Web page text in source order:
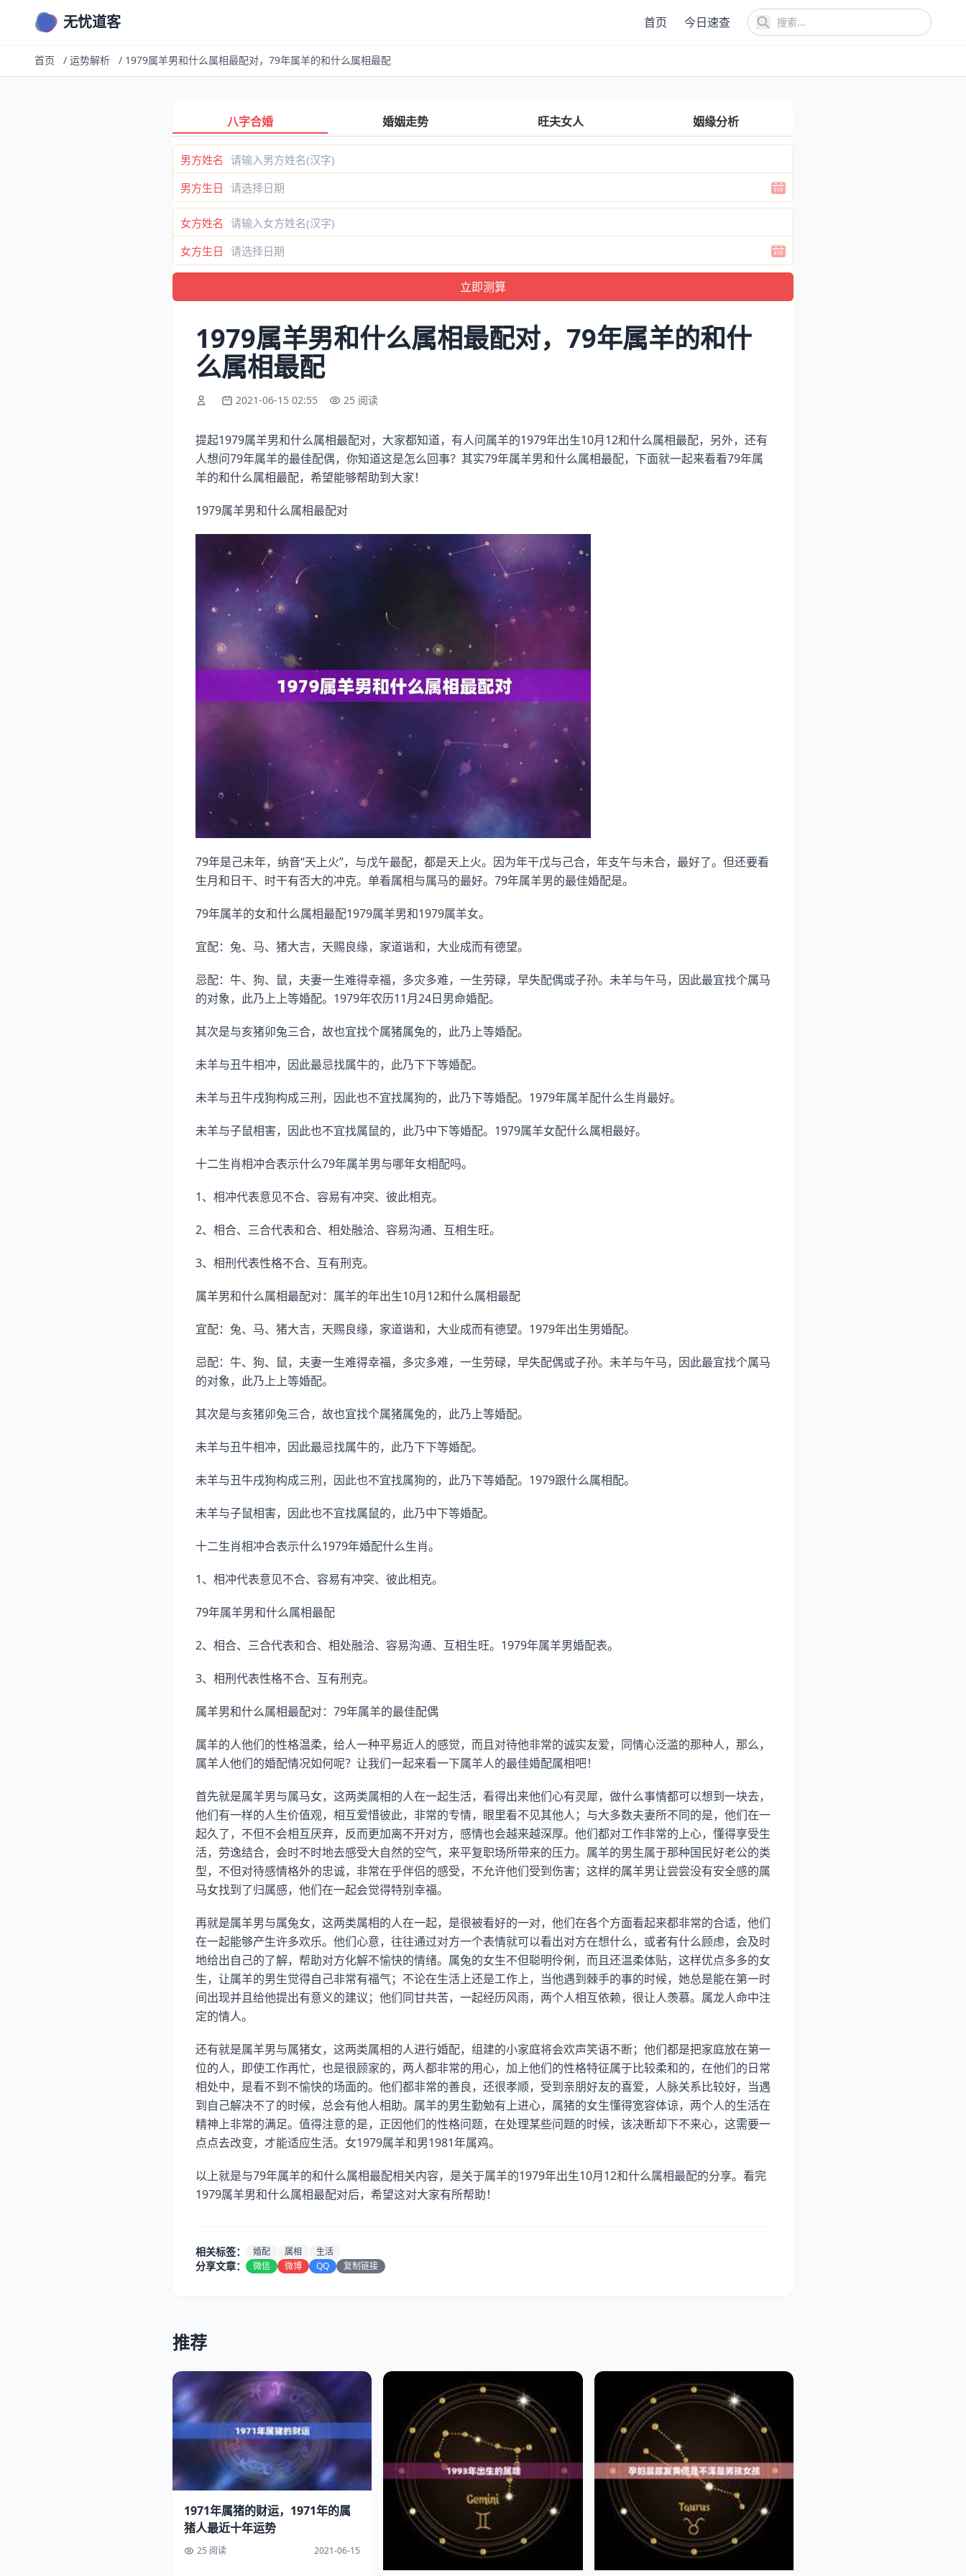
无忧道客 首页 今日速查
首页 / 运势解析 / 1979属羊男和什么属相最配对，79年属羊的和什么属相最配
八字合婚 婚姻走势 旺夫女人 姻缘分析
男方姓名
男方生日
女方姓名
女方生日
1979属羊男和什么属相最配对，79年属羊的和什
么属相最配
2021-06-15 02:55 25 阅读
提起1979属羊男和什么属相最配对，大家都知道，有人问属羊的1979年出生10月12和什么属相最配，另外，还有
人想问79年属羊的最佳配偶，你知道这是怎么回事？其实79年属羊男和什么属相最配，下面就一起来看看79年属
羊的和什么属相最配，希望能够帮助到大家！
1979属羊男和什么属相最配对
79年是己未年，纳音“天上火”，与戊午最配，都是天上火。因为年干戊与己合，年支午与未合，最好了。但还要看
生月和日干、时干有否大的冲克。单看属相与属马的最好。79年属羊男的最佳婚配是。
79年属羊的女和什么属相最配1979属羊男和1979属羊女。
宜配：兔、马、猪大吉，天赐良缘，家道谐和，大业成而有德望。
忌配：牛、狗、鼠，夫妻一生难得幸福，多灾多难，一生劳碌，早失配偶或子孙。未羊与午马，因此最宜找个属马
的对象，此乃上上等婚配。1979年农历11月24日男命婚配。
其次是与亥猪卯兔三合，故也宜找个属猪属兔的，此乃上等婚配。
未羊与丑牛相冲，因此最忌找属牛的，此乃下下等婚配。
未羊与丑牛戌狗构成三刑，因此也不宜找属狗的，此乃下等婚配。1979年属羊配什么生肖最好。
未羊与子鼠相害，因此也不宜找属鼠的，此乃中下等婚配。1979属羊女配什么属相最好。
十二生肖相冲合表示什么79年属羊男与哪年女相配吗。
1、相冲代表意见不合、容易有冲突、彼此相克。
2、相合、三合代表和合、相处融洽、容易沟通、互相生旺。
3、相刑代表性格不合、互有刑克。
属羊男和什么属相最配对：属羊的年出生10月12和什么属相最配
宜配：兔、马、猪大吉，天赐良缘，家道谐和，大业成而有德望。1979年出生男婚配。
忌配：牛、狗、鼠，夫妻一生难得幸福，多灾多难，一生劳碌，早失配偶或子孙。未羊与午马，因此最宜找个属马
的对象，此乃上上等婚配。
其次是与亥猪卯兔三合，故也宜找个属猪属兔的，此乃上等婚配。
未羊与丑牛相冲，因此最忌找属牛的，此乃下下等婚配。
未羊与丑牛戌狗构成三刑，因此也不宜找属狗的，此乃下等婚配。1979跟什么属相配。
未羊与子鼠相害，因此也不宜找属鼠的，此乃中下等婚配。
十二生肖相冲合表示什么1979年婚配什么生肖。
1、相冲代表意见不合、容易有冲突、彼此相克。
79年属羊男和什么属相最配
2、相合、三合代表和合、相处融洽、容易沟通、互相生旺。1979年属羊男婚配表。
3、相刑代表性格不合、互有刑克。
属羊男和什么属相最配对：79年属羊的最佳配偶
属羊的人他们的性格温柔，给人一种平易近人的感觉，而且对待他非常的诚实友爱，同情心泛滥的那种人，那么，
属羊人他们的婚配情况如何呢？让我们一起来看一下属羊人的最佳婚配属相吧！
首先就是属羊男与属马女，这两类属相的人在一起生活，看得出来他们心有灵犀，做什么事情都可以想到一块去，
他们有一样的人生价值观，相互爱惜彼此，非常的专情，眼里看不见其他人；与大多数夫妻所不同的是，他们在一
起久了，不但不会相互厌弃，反而更加离不开对方，感情也会越来越深厚。他们都对工作非常的上心，懂得享受生
活，劳逸结合，会时不时地去感受大自然的空气，来平复职场所带来的压力。属羊的男生属于那种国民好老公的类
型，不但对待感情格外的忠诚，非常在乎伴侣的感受，不允许他们受到伤害；这样的属羊男让尝尝没有安全感的属
马女找到了归属感，他们在一起会觉得特别幸福。
再就是属羊男与属兔女，这两类属相的人在一起，是很被看好的一对，他们在各个方面看起来都非常的合适，他们
在一起能够产生许多欢乐。他们心意，往往通过对方一个表情就可以看出对方在想什么，或者有什么顾虑，会及时
地给出自己的了解，帮助对方化解不愉快的情绪。属兔的女生不但聪明伶俐，而且还温柔体贴，这样优点多多的女
生，让属羊的男生觉得自己非常有福气；不论在生活上还是工作上，当他遇到棘手的事的时候，她总是能在第一时
间出现并且给他提出有意义的建议；他们同甘共苦，一起经历风雨，两个人相互依赖，很让人羡慕。属龙人命中注
定的情人。
还有就是属羊男与属猪女，这两类属相的人进行婚配，组建的小家庭将会欢声笑语不断；他们都是把家庭放在第一
位的人，即使工作再忙，也是很顾家的，两人都非常的用心，加上他们的性格特征属于比较柔和的，在他们的日常
相处中，是看不到不愉快的场面的。他们都非常的善良，还很孝顺，受到亲朋好友的喜爱，人脉关系比较好，当遇
到自己解决不了的时候，总会有他人相助。属羊的男生勤勉有上进心，属猪的女生懂得宽容体谅，两个人的生活在
精神上非常的满足。值得注意的是，正因他们的性格问题，在处理某些问题的时候，该决断却下不来心，这需要一
点点去改变，才能适应生活。女1979属羊和男1981年属鸡。
以上就是与79年属羊的和什么属相最配相关内容，是关于属羊的1979年出生10月12和什么属相最配的分享。看完
1979属羊男和什么属相最配对后，希望这对大家有所帮助！
相关标签： 婚配 属相 生活
分享文章： 微信 微博 QQ 复制链接
推荐
1971年属猪的财运，1971年的属
猪人最近十年运势
25 阅读 2021-06-15